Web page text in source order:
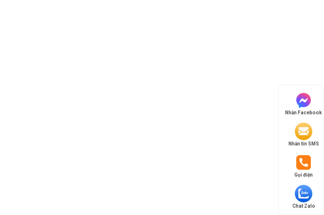
Nhắn Facebook
Nhắn tin SMS
Gọi điện
Chat Zalo